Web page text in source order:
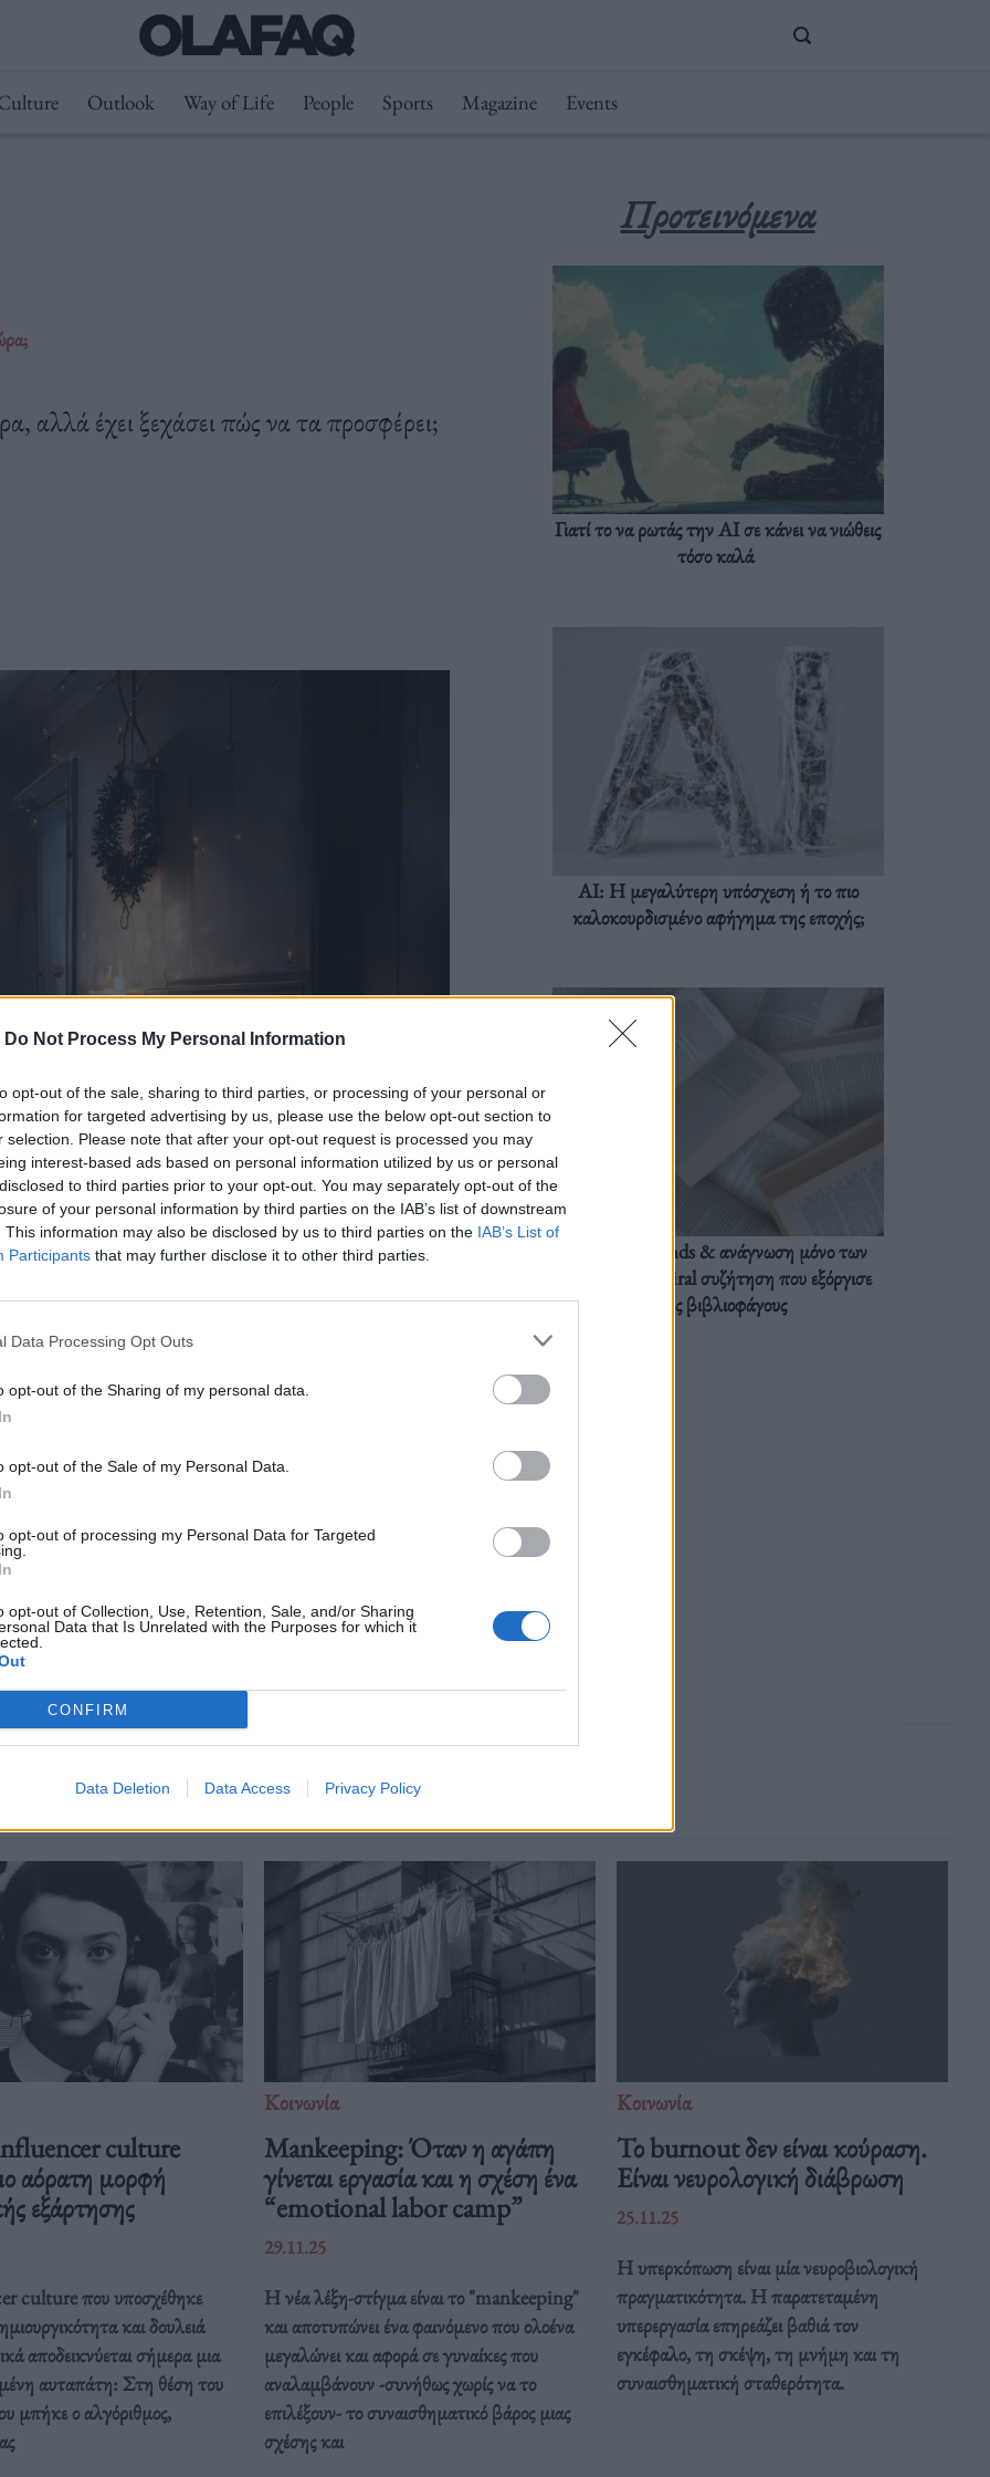
Do Not Process My Personal Information
opt-out of the sale, sharing to third parties, or processing of your personal or
for targeted advertising by us, please use the below opt-out section to
selection. Please note that after your opt-out request is processed you may
interest-based ads based on personal information utilized by us or personal
to third parties prior to your opt-out. You may separately opt-out of the
of your personal information by third parties on the IAB’s list of downstream
This information may also be disclosed by us to third parties on the IAB’s List of
Participants that may further disclose it to other third parties.
Data Processing Opt Outs
opt-out of the Sharing of my personal data.
opt-out of the Sale of my Personal Data.
opt-out of processing my Personal Data for Targeted
opt-out of Collection, Use, Retention, Sale, and/or Sharing
Data that Is Unrelated with the Purposes for which it
CONFIRM
Data Deletion Data Access Privacy Policy
Outlook Way of Life People Sports Magazine Events
αλλά έχει ξεχάσει πώς να τα προσφέρει;
αλλά έχει ξεχάσει πώς να τα
δώρων,χριστουγεννιάτικα δώρα
Προτεινόμενα
Γιατί το να ρωτάς την AI σε κάνει να νιώθεις
τόσο καλά
AI: Η μεγαλύτερη υπόσχεση ή το πιο
καλοκουρδισμένο αφήγημα της εποχής;
BookTok trends & ανάγνωση μόνο των
διαλόγων: Η viral συζήτηση που εξόργισε
τους βιβλιοφάγους
Δείτε επίσης
culture
αόρατη μορφή
εξάρτησης
culture που υποσχέθηκε
και δουλειά
αποδεικνύεται σήμερα μια
αυταπάτη: Στη θέση του
μπήκε ο αλγόριθμος,
Κοινωνία
Mankeeping: Όταν η αγάπη
γίνεται εργασία και η σχέση ένα
“emotional labor camp”
29.11.25
Η νέα λέξη-στίγμα είναι το "mankeeping"
και αποτυπώνει ένα φαινόμενο που ολοένα
μεγαλώνει και αφορά σε γυναίκες που
αναλαμβάνουν -συνήθως χωρίς να το
επιλέξουν- το συναισθηματικό βάρος μιας
σχέσης και
Κοινωνία
Το burnout δεν είναι κούραση.
Είναι νευρολογική διάβρωση
25.11.25
Η υπερκόπωση είναι μία νευροβιολογική
πραγματικότητα. Η παρατεταμένη
υπερεργασία επηρεάζει βαθιά τον
εγκέφαλο, τη σκέψη, τη μνήμη και τη
συναισθηματική σταθερότητα.